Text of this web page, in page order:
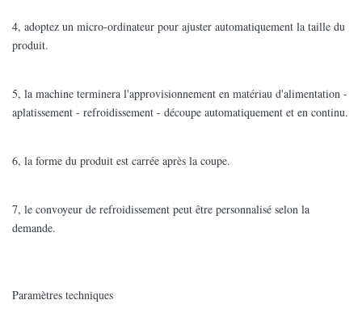
4, adoptez un micro-ordinateur pour ajuster automatiquement la taille du
produit.
5, la machine terminera l'approvisionnement en matériau d'alimentation -
aplatissement - refroidissement - découpe automatiquement et en continu.
6, la forme du produit est carrée après la coupe.
7, le convoyeur de refroidissement peut être personnalisé selon la
demande.
Paramètres techniques